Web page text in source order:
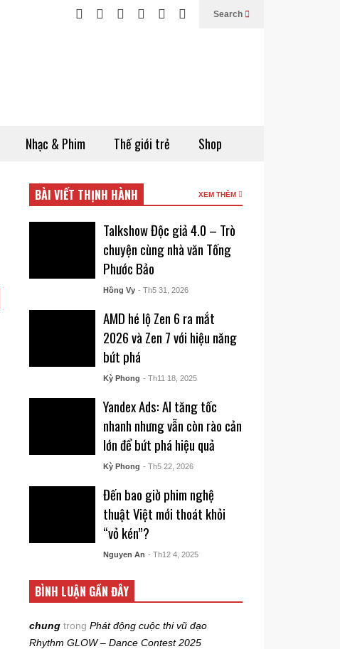
Search
Nhạc & Phim Thế giới trẻ Shop
BÀI VIẾT THỊNH HÀNH XEM THÊM
Talkshow Độc giả 4.0 – Trò
chuyện cùng nhà văn Tống
Phước Bảo
Hồng Vy - Th5 31, 2026
AMD hé lộ Zen 6 ra mắt
2026 và Zen 7 với hiệu năng
bứt phá
Kỳ Phong - Th11 18, 2025
Yandex Ads: AI tăng tốc
nhanh nhưng vẫn còn rào cản
lớn để bứt phá hiệu quả
Kỳ Phong - Th5 22, 2026
Đến bao giờ phim nghệ
thuật Việt mới thoát khỏi
“vỏ kén”?
Nguyen An - Th12 4, 2025
BÌNH LUẬN GẦN ĐÂY
chung trongPhát động cuộc thi vũ đạo
Rhythm GLOW – Dance Contest 2025